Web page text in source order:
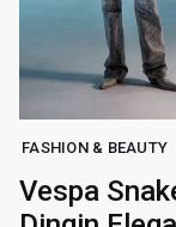
FASHION & BEAUTY
Vespa